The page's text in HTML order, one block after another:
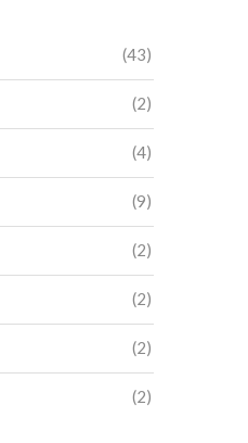
(43)
(2)
(4)
(9)
(2)
(2)
(2)
(2)